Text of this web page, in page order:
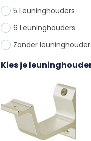
5 Leuninghouders
6 Leuninghouders
Zonder leuninghouder
Kies je